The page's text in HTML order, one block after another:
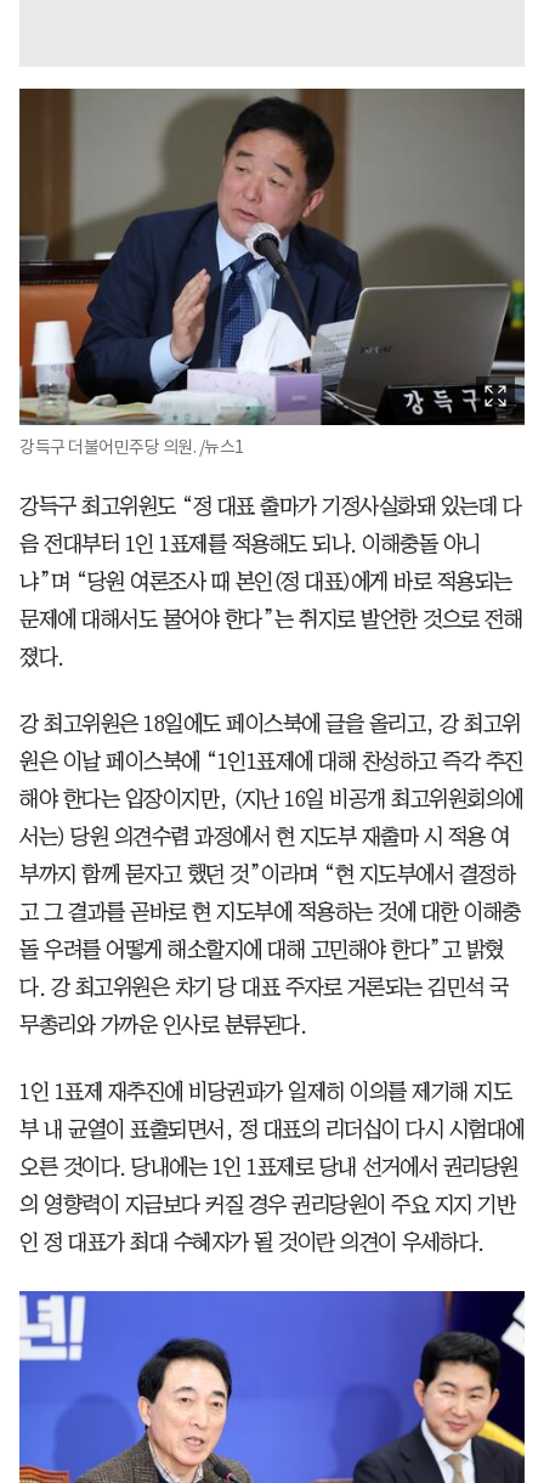
강득구 더불어민주당 의원. /뉴스1
강득구 최고위원도 “정 대표 출마가 기정사실화돼 있는데 다
음 전대부터 1인 1표제를 적용해도 되나. 이해충돌 아니
냐”며 “당원 여론조사 때 본인(정 대표)에게 바로 적용되는
문제에 대해서도 물어야 한다”는 취지로 발언한 것으로 전해
졌다.
강 최고위원은 18일에도 페이스북에 글을 올리고, 강 최고위
원은 이날 페이스북에 “1인1표제에 대해 찬성하고 즉각 추진
해야 한다는 입장이지만, (지난 16일 비공개 최고위원회의에
서는) 당원 의견수렴 과정에서 현 지도부 재출마 시 적용 여
부까지 함께 묻자고 했던 것”이라며 “현 지도부에서 결정하
고 그 결과를 곧바로 현 지도부에 적용하는 것에 대한 이해충
돌 우려를 어떻게 해소할지에 대해 고민해야 한다”고 밝혔
다. 강 최고위원은 차기 당 대표 주자로 거론되는 김민석 국
무총리와 가까운 인사로 분류된다.
1인 1표제 재추진에 비당권파가 일제히 이의를 제기해 지도
부 내 균열이 표출되면서, 정 대표의 리더십이 다시 시험대에
오른 것이다. 당내에는 1인 1표제로 당내 선거에서 권리당원
의 영향력이 지금보다 커질 경우 권리당원이 주요 지지 기반
인 정 대표가 최대 수혜자가 될 것이란 의견이 우세하다.